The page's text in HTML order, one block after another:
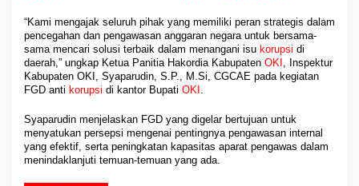
“Kami mengajak seluruh pihak yang memiliki peran strategis dalam
pencegahan dan pengawasan anggaran negara untuk bersama-
sama mencari solusi terbaik dalam menangani isu korupsi di
daerah,” ungkap Ketua Panitia Hakordia Kabupaten OKI , Inspektur
Kabupaten OKI, Syaparudin, S.P., M.Si, CGCAE pada kegiatan
FGD anti korupsi di kantor Bupati OKI .
Syaparudin menjelaskan FGD yang digelar bertujuan untuk
menyatukan persepsi mengenai pentingnya pengawasan internal
yang efektif, serta peningkatan kapasitas aparat pengawas dalam
menindaklanjuti temuan-temuan yang ada.